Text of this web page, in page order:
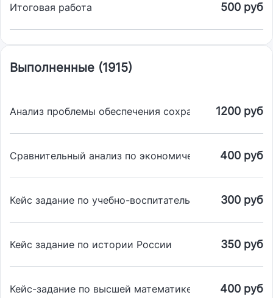
Итоговая работа 500 руб
Выполненные (1915)
Анализ проблемы обеспечения сохранности1200 руб
Сравнительный анализ по экономической теории
400 руб
Кейс задание по учебно-воспитательному семинару
300 руб
Кейс задание по истории России 350 руб
Кейс-задание по высшей математике 400 руб